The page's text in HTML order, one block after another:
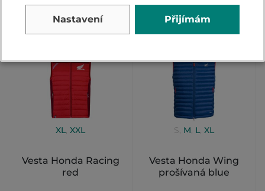
XL, XXL
Vesta Honda Racing
red
S, M, L, XL
Vesta Honda Wing
prošívaná blue
Nastavení Přijímám